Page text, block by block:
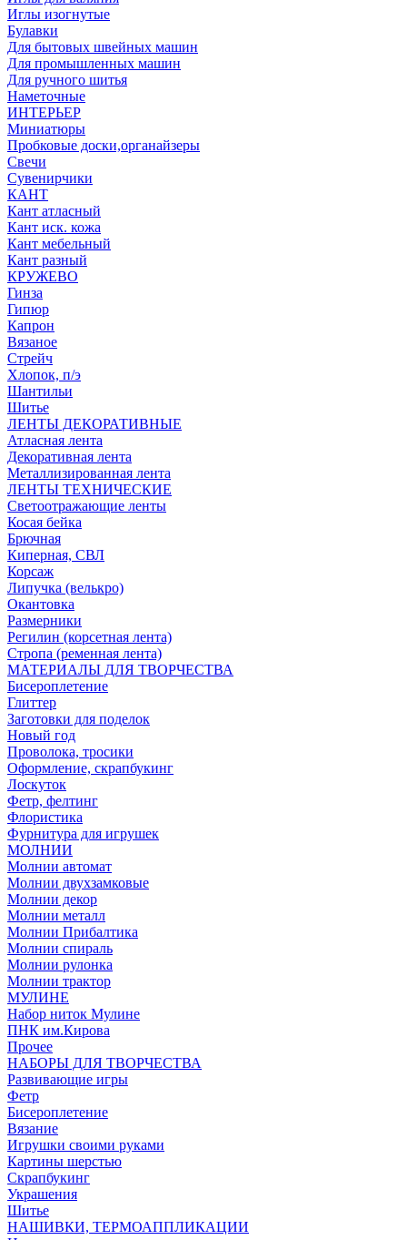
Иглы изогнутые
Булавки
Для бытовых швейных машин
Для промышленных машин
Для ручного шитья
Наметочные
ИНТЕРЬЕР
Миниатюры
Пробковые доски,органайзеры
Свечи
Сувенирчики
КАНТ
Кант атласный
Кант иск. кожа
Кант мебельный
Кант разный
КРУЖЕВО
Гинза
Гипюр
Капрон
Вязаное
Стрейч
Хлопок, п/э
Шантильи
Шитье
ЛЕНТЫ ДЕКОРАТИВНЫЕ
Атласная лента
Декоративная лента
Металлизированная лента
ЛЕНТЫ ТЕХНИЧЕСКИЕ
Светоотражающие ленты
Косая бейка
Брючная
Киперная, СВЛ
Корсаж
Липучка (велькро)
Окантовка
Размерники
Регилин (корсетная лента)
Стропа (ременная лента)
МАТЕРИАЛЫ ДЛЯ ТВОРЧЕСТВА
Бисероплетение
Глиттер
Заготовки для поделок
Новый год
Проволока, тросики
Оформление, скрапбукинг
Лоскуток
Фетр, фелтинг
Флористика
Фурнитура для игрушек
МОЛНИИ
Молнии автомат
Молнии двухзамковые
Молнии декор
Молнии металл
Молнии Прибалтика
Молнии спираль
Молнии рулонка
Молнии трактор
МУЛИНЕ
Набор ниток Мулине
ПНК им.Кирова
Прочее
НАБОРЫ ДЛЯ ТВОРЧЕСТВА
Развивающие игры
Фетр
Бисероплетение
Вязание
Игрушки своими руками
Картины шерстью
Скрапбукинг
Украшения
Шитье
НАШИВКИ, ТЕРМОАППЛИКАЦИИ